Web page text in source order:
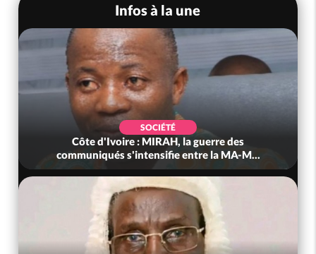
Infos à la une
SOCIÉTÉ
Côte d'Ivoire : MIRAH, la guerre des
communiqués s'intensifie entre la MA-M...